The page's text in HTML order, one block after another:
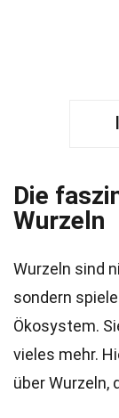
Die
Wurzeln
Wurzeln sind
sondern
Ökosystem.
vieles mehr.
über Wurzeln,